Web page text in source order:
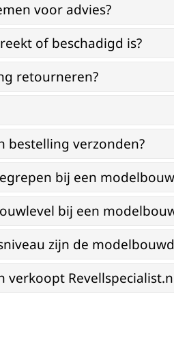
voor advies?
of beschadigd is?
retourneren?
bestelling verzonden?
bij een
bij een
zijn de
verkoopt